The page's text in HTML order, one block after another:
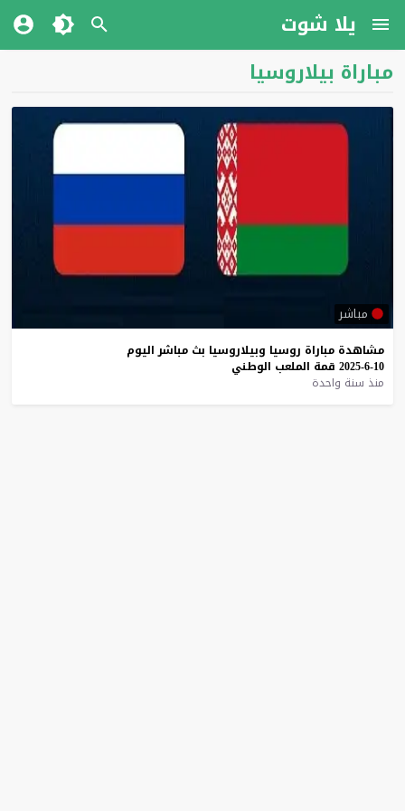
يلا شوت
مباراة بيلاروسيا
مباشر
مشاهدة مباراة روسيا وبيلاروسيا بث مباشر اليوم
10-6-2025
قمة الملعب الوطني
منذ سنة واحدة